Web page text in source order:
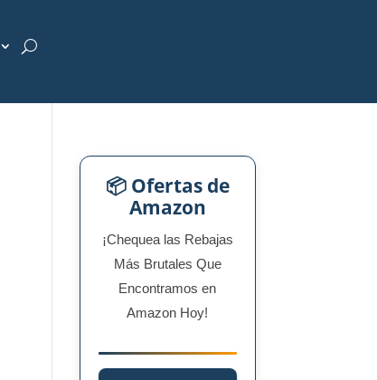
📦 Ofertas de
Amazon
¡Chequea las Rebajas
Más Brutales Que
Encontramos en
Amazon Hoy!